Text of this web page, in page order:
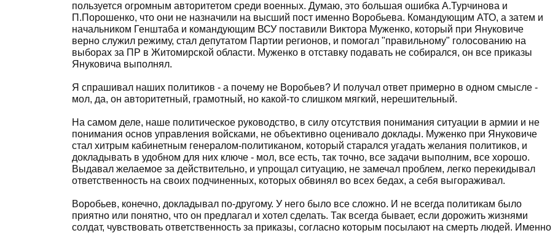
пользуется огромным авторитетом среди военных. Думаю, это большая ошибка А.Турчинова и
П.Порошенко, что они не назначили на высший пост именно Воробьева. Командующим АТО, а затем и
начальником Генштаба и командующим ВСУ поставили Виктора Муженко, который при Януковиче
верно служил режиму, стал депутатом Партии регионов, и помогал "правильному" голосованию на
выборах за ПР в Житомирской области. Муженко в отставку подавать не собирался, он все приказы
Януковича выполнял.
Я спрашивал наших политиков - а почему не Воробьев? И получал ответ примерно в одном смысле -
мол, да, он авторитетный, грамотный, но какой-то слишком мягкий, нерешительный.
На самом деле, наше политическое руководство, в силу отсутствия понимания ситуации в армии и не
понимания основ управления войсками, не объективно оценивало доклады. Муженко при Януковиче
стал хитрым кабинетным генералом-политиканом, который старался угадать желания политиков, и
докладывать в удобном для них ключе - мол, все есть, так точно, все задачи выполним, все хорошо.
Выдавал желаемое за действительно, и упрощал ситуацию, не замечал проблем, легко перекидывал
ответственность на своих подчиненных, которых обвинял во всех бедах, а себя выгораживал.
Воробьев, конечно, докладывал по-другому. У него было все сложно. И не всегда политикам было
приятно или понятно, что он предлагал и хотел сделать. Так всегда бывает, если дорожить жизнями
солдат, чувствовать ответственность за приказы, согласно которым посылают на смерть людей. Именно